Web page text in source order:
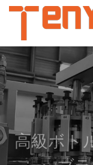
高級ボト
ブ